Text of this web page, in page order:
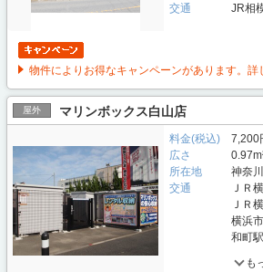
交通
JR相
物件によりお得なキャンペーンがあります。詳
屋外 マリンボックス白山店
料金(税込)
7,200
広さ
所在地
神奈
交通
ＪＲ
ＪＲ
横浜
和町
も